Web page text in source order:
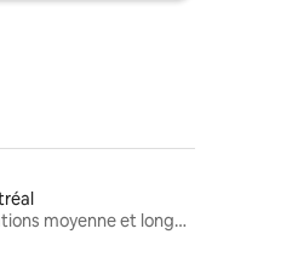
Locations moyenne et longue durée